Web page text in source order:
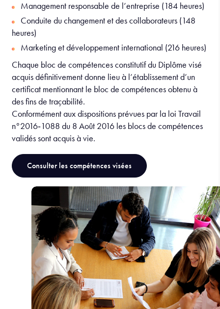
Management responsable de l’entreprise (184 heures)
Conduite du changement et des collaborateurs (148
heures)
Marketing et développement international (216 heures)
Chaque bloc de compétences constitutif du Diplôme visé
acquis définitivement donne lieu à l’établissement d’un
certificat mentionnant le bloc de compétences obtenu à
des fins de traçabilité.
Conformément aux dispositions prévues par la loi Travail
n°2016‐1088 du 8 Août 2016 les blocs de compétences
validés sont acquis à vie.
Consulter les compétences visées